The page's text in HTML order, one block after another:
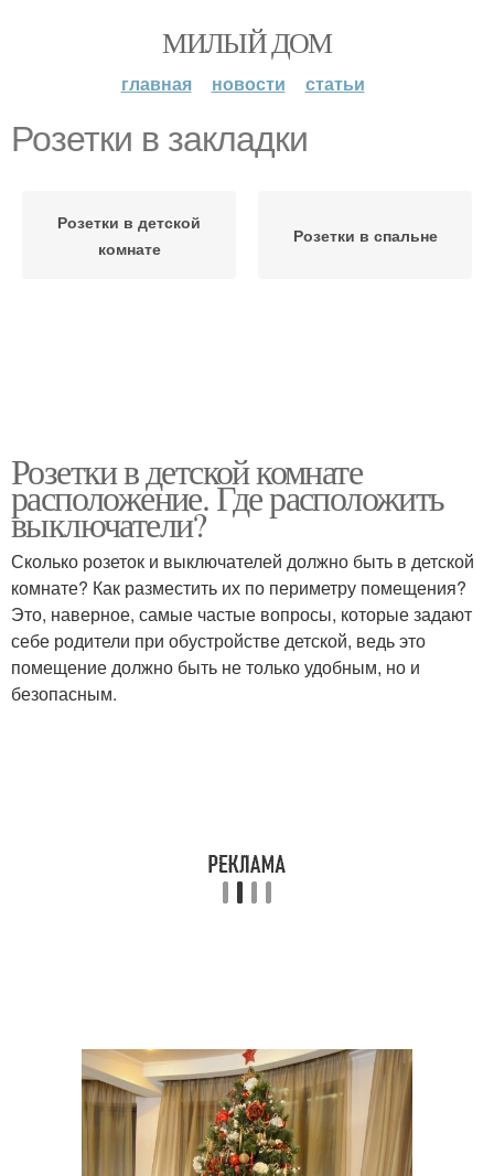
МИЛЫЙ ДОМ
главная новости статьи
Розетки в закладки
Розетки в детской
комнате
Розетки в спальне
Розетки в детской комнате
расположение. Где расположить
выключатели?
Сколько розеток и выключателей должно быть в детской
комнате? Как разместить их по периметру помещения?
Это, наверное, самые частые вопросы, которые задают
себе родители при обустройстве детской, ведь это
помещение должно быть не только удобным, но и
безопасным.